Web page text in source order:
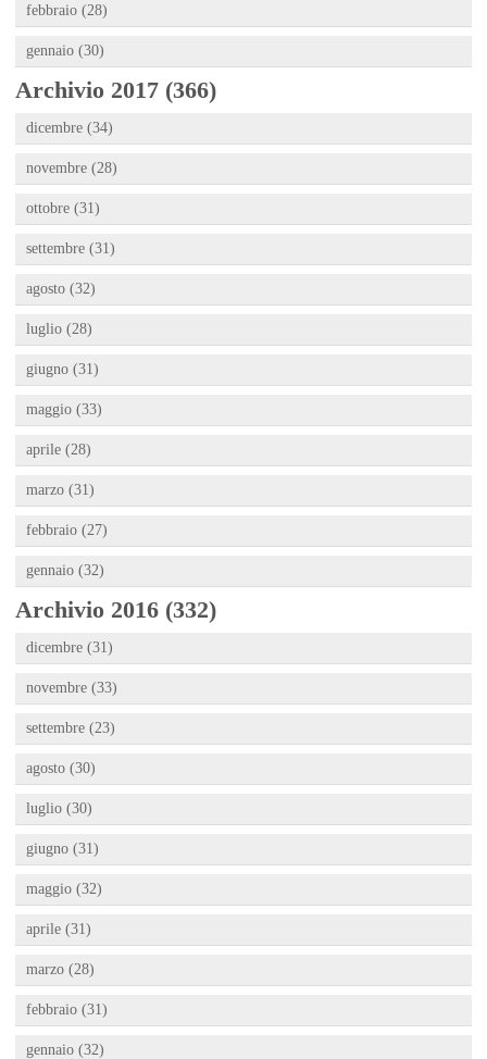
febbraio (28)
gennaio (30)
Archivio 2017 (366)
dicembre (34)
novembre (28)
ottobre (31)
settembre (31)
agosto (32)
luglio (28)
giugno (31)
maggio (33)
aprile (28)
marzo (31)
febbraio (27)
gennaio (32)
Archivio 2016 (332)
dicembre (31)
novembre (33)
settembre (23)
agosto (30)
luglio (30)
giugno (31)
maggio (32)
aprile (31)
marzo (28)
febbraio (31)
gennaio (32)